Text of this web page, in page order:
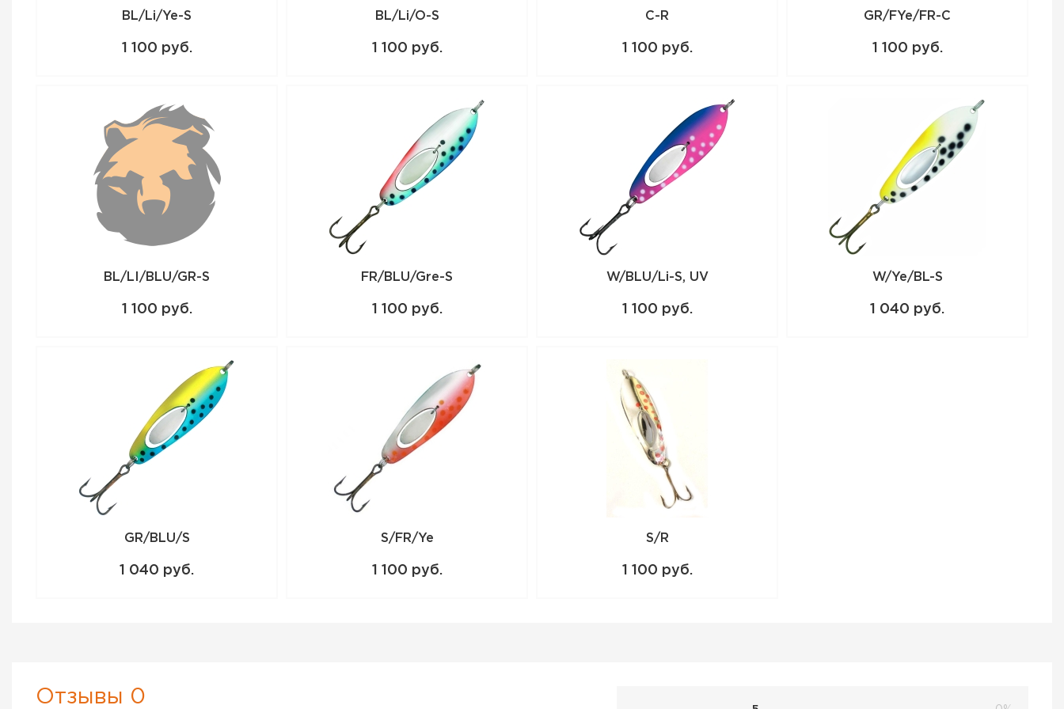
BL/Li/Ye-S
1 100 руб.
BL/Li/O-S
1 100 руб.
C-R
1 100 руб.
GR/FYe/FR-C
1 100 руб.
BL/LI/BLU/GR-S
1 100 руб.
FR/BLU/Gre-S
1 100 руб.
W/BLU/Li-S, UV
1 100 руб.
W/Ye/BL-S
1 040 руб.
GR/BLU/S
1 040 руб.
S/FR/Ye
1 100 руб.
S/R
1 100 руб.
Отзывы 0